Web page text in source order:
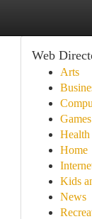
Web
Arts
Games
Health
Home
Kids
News